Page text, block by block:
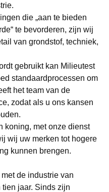
die „aan te bieden
te bevorderen, zijn wij
van grondstof, techniek,
gebruikt kan Milieutest
standaardprocessen om
het team van de
zodat als u ons kansen
koning, met onze dienst
wij uw merken tot hogere
kunnen brengen.
de industrie van
jaar. Sinds zijn